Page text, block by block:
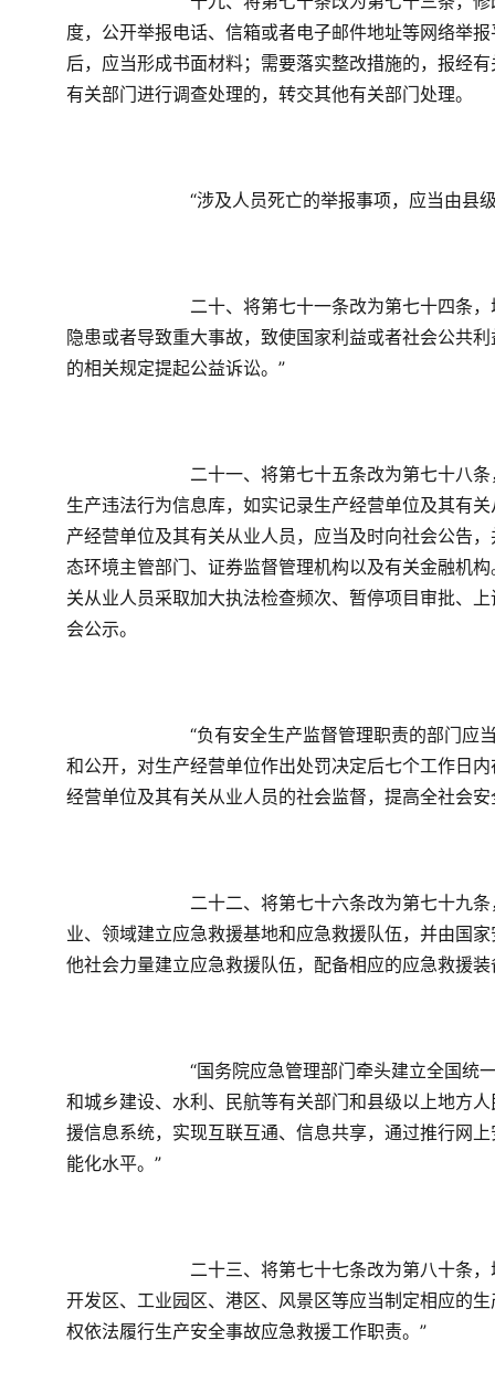
度，公开举报电话、信箱或者电子邮件地址等网络举
后，应当形成书面材料；需要落实整改措施的，报经
有关部门进行调查处理的，转交其他有关部门处理。
“涉及人员死亡的举报事项，应当由县
二十、将第七十一条改为第七十四条，
隐患或者导致重大事故，致使国家利益或者社会公共
的相关规定提起公益诉讼。”
二十一、将第七十五条改为第七十八条
生产违法行为信息库，如实记录生产经营单位及其有
产经营单位及其有关从业人员，应当及时向社会公告
态环境主管部门、证券监督管理机构以及有关金融机
关从业人员采取加大执法检查频次、暂停项目审批、
会公示。
“负有安全生产监督管理职责的部门应
和公开，对生产经营单位作出处罚决定后七个工作日
经营单位及其有关从业人员的社会监督，提高全社会
二十二、将第七十六条改为第七十九条
业、领域建立应急救援基地和应急救援队伍，并由国
他社会力量建立应急救援队伍，配备相应的应急救援
“国务院应急管理部门牵头建立全国统
和城乡建设、水利、民航等有关部门和县级以上地方
援信息系统，实现互联互通、信息共享，通过推行网
能化水平。”
二十三、将第七十七条改为第八十条，
开发区、工业园区、港区、风景区等应当制定相应的
权依法履行生产安全事故应急救援工作职责。”